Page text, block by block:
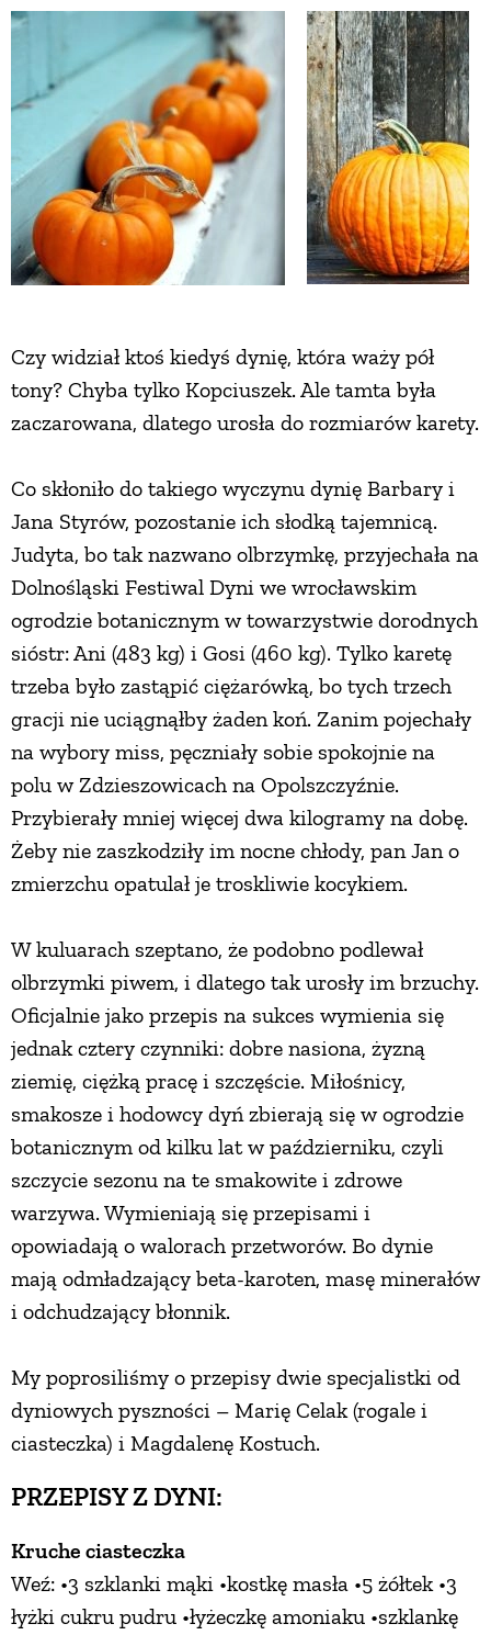
Czy widział ktoś kiedyś dynię, która waży pół
tony? Chyba tylko Kopciuszek. Ale tamta była
zaczarowana, dlatego urosła do rozmiarów karety.
Co skłoniło do takiego wyczynu dynię Barbary i
Jana Styrów, pozostanie ich słodką tajemnicą.
Judyta, bo tak nazwano olbrzymkę, przyjechała na
Dolnośląski Festiwal Dyni we wrocławskim
ogrodzie botanicznym w towarzystwie dorodnych
sióstr: Ani (483 kg) i Gosi (460 kg). Tylko karetę
trzeba było zastąpić ciężarówką, bo tych trzech
gracji nie uciągnąłby żaden koń. Zanim pojechały
na wybory miss, pęczniały sobie spokojnie na
polu w Zdzieszowicach na Opolszczyźnie.
Przybierały mniej więcej dwa kilogramy na dobę.
Żeby nie zaszkodziły im nocne chłody, pan Jan o
zmierzchu opatulał je troskliwie kocykiem.
W kuluarach szeptano, że podobno podlewał
olbrzymki piwem, i dlatego tak urosły im brzuchy.
Oficjalnie jako przepis na sukces wymienia się
jednak cztery czynniki: dobre nasiona, żyzną
ziemię, ciężką pracę i szczęście. Miłośnicy,
smakosze i hodowcy dyń zbierają się w ogrodzie
botanicznym od kilku lat w październiku, czyli
szczycie sezonu na te smakowite i zdrowe
warzywa. Wymieniają się przepisami i
opowiadają o walorach przetworów. Bo dynie
mają odmładzający beta-karoten, masę minerałów
i odchudzający błonnik.
My poprosiliśmy o przepisy dwie specjalistki od
dyniowych pyszności – Marię Celak (rogale i
ciasteczka) i Magdalenę Kostuch.
PRZEPISY Z DYNI:
Kruche ciasteczka
Weź: •3 szklanki mąki •kostkę masła •5 żółtek •3
łyżki cukru pudru •łyżeczkę amoniaku •szklankę